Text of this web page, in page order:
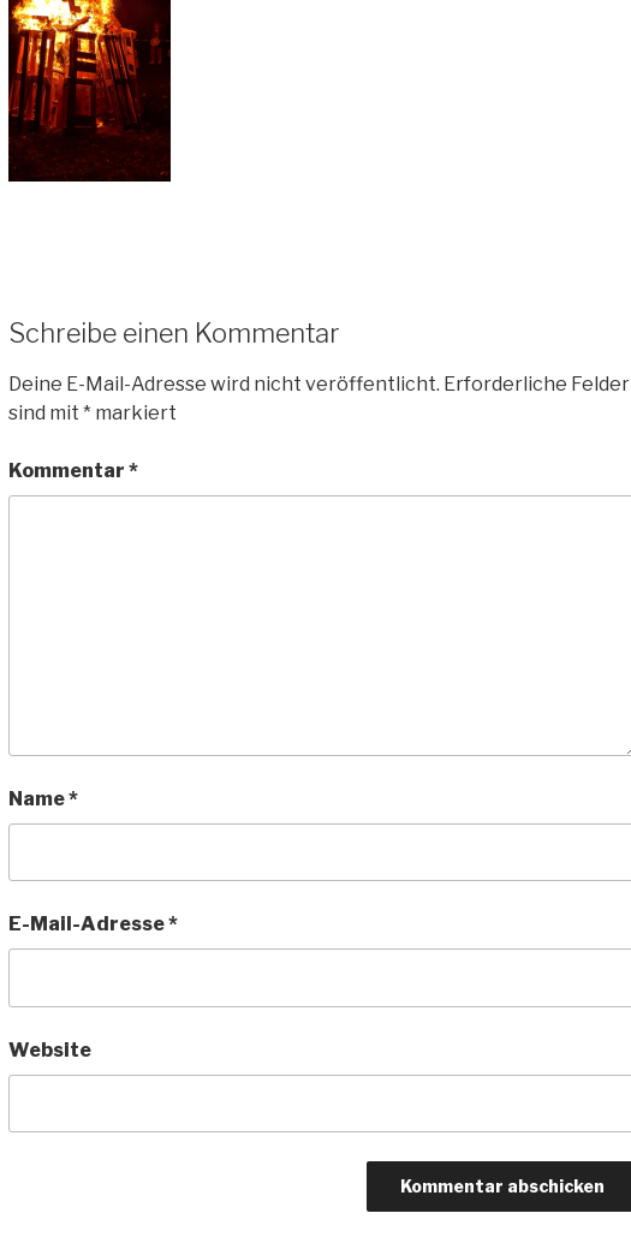
Schreibe einen Kommentar
Deine E-Mail-Adresse wird nicht veröffentlicht. Erforderliche Felder
sind mit * markiert
Kommentar *
Name*
E-Mail-Adresse*
Website